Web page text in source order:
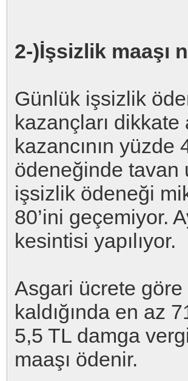
2-)İşsizlik maaşı
Günlük işsizlik
kazançları
kazancının yüzde
ödeneğinde tavan
işsizlik ödeneği
80’ini geçemiyor.
kesintisi yapılıyor.
Asgari ücrete
kaldığında en az
5,5 TL damga
maaşı ödenir.